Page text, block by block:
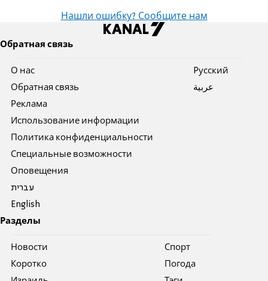
Нашли ошибку? Сообщите нам
Обратная связь
О нас
Обратная связь
Реклама
Использование информации
Политика конфиденциальности
Специальные возможности
Оповещения
עברית
English
Pусский
عربية
Разделы
Новости
Коротко
Спорт
Погода